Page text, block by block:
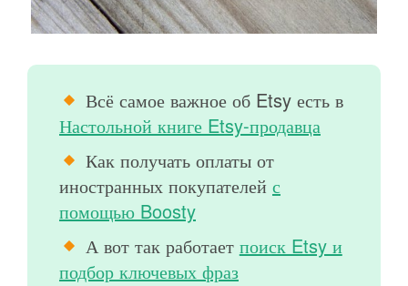
Всё самое важное об Etsy есть в
Настольной книге Etsy-продавца
Как получать оплаты от
иностранных покупателей с
помощью Boosty
А вот так работает поиск Etsy и
подбор ключевых фраз